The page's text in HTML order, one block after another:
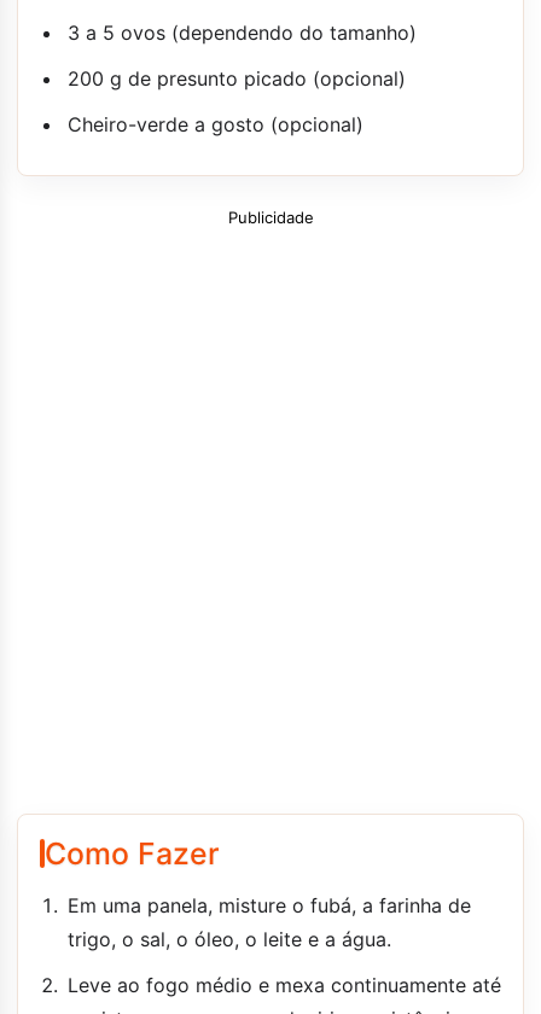
3 a 5 ovos (dependendo do tamanho)
200 g de presunto picado (opcional)
Cheiro-verde a gosto (opcional)
Publicidade
Como Fazer
Em uma panela, misture o fubá, a farinha de
trigo, o sal, o óleo, o leite e a água.
Leve ao fogo médio e mexa continuamente até